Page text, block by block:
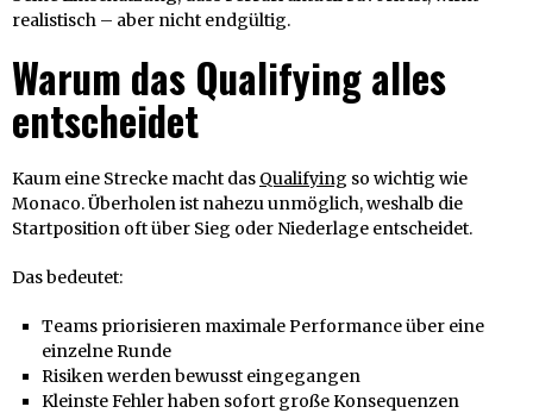
realistisch – aber nicht endgültig.
Warum das Qualifying alles
entscheidet
Kaum eine Strecke macht das Qualifying so wichtig wie
Monaco. Überholen ist nahezu unmöglich, weshalb die
Startposition oft über Sieg oder Niederlage entscheidet.
Das bedeutet:
Teams priorisieren maximale Performance über eine
einzelne Runde
Risiken werden bewusst eingegangen
Kleinste Fehler haben sofort große Konsequenzen